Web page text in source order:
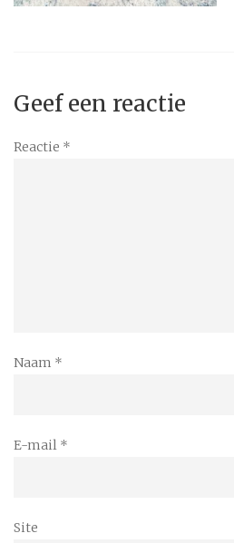
Geef een reactie
Reactie *
Naam *
E-mail *
Site